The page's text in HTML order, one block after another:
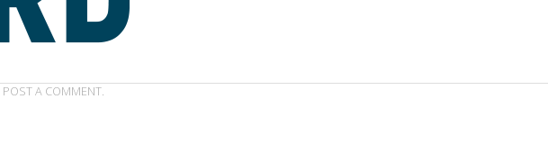
POST A COMMENT.